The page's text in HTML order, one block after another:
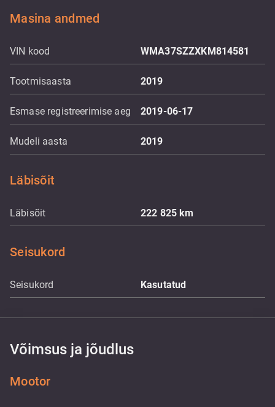
Masina andmed
VIN kood WMA37SZZXKM814581
Tootmisaasta 2019
Esmase registreerimise aeg 2019-06-17
Mudeli aasta 2019
Läbisõit
Läbisõit 222 825km
Seisukord
Seisukord Kasutatud
Võimsus ja jõudlus
Mootor